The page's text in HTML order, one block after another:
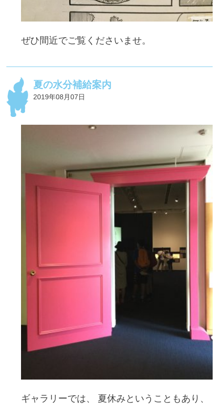
ぜひ間近でご覧くださいませ。
夏の水分補給案内
2019年08月07日
ギャラリーでは、 夏休みということもあり、